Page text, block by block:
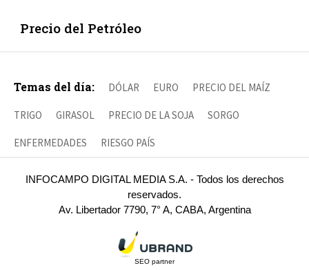
Precio del Petróleo
Temas del día: DÓLAR EURO PRECIO DEL MAÍZ
TRIGO GIRASOL PRECIO DE LA SOJA SORGO
ENFERMEDADES RIESGO PAÍS
INFOCAMPO DIGITAL MEDIA S.A. - Todos los derechos
reservados.
Av. Libertador 7790, 7° A, CABA, Argentina
SEO partner